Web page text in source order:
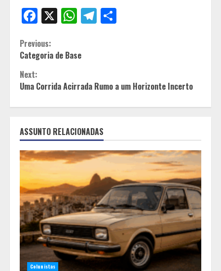
Facebook
X WhatsApp
Telegram
Continue
Reading
Previous:
Categoria de Base
Next:
Uma Corrida Acirrada Rumo a um Horizonte Incerto
ASSUNTO RELACIONADAS
Colunistas